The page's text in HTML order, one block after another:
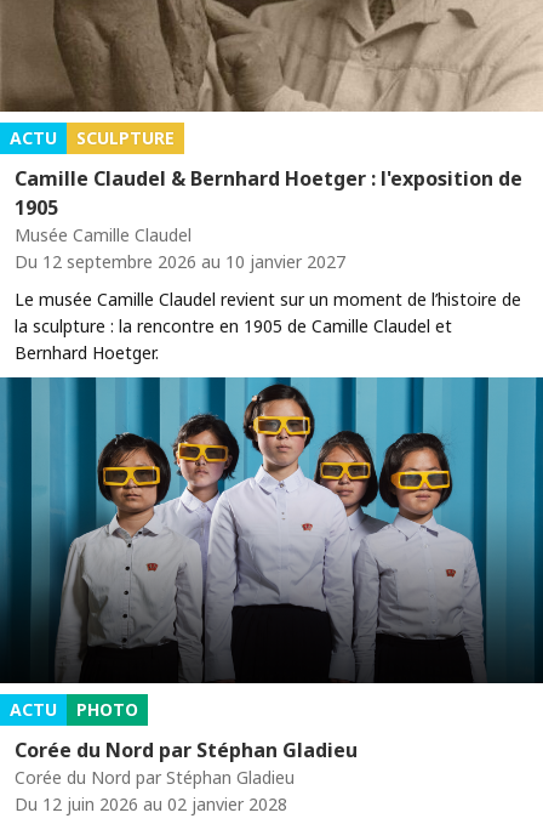
ACTU SCULPTURE
Camille Claudel & Bernhard Hoetger : l'exposition de
1905
Musée Camille Claudel
Du 12 septembre 2026 au 10 janvier 2027
Le musée Camille Claudel revient sur un moment de l’histoire de
la sculpture : la rencontre en 1905 de Camille Claudel et
Bernhard Hoetger.
ACTU PHOTO
Corée du Nord par Stéphan Gladieu
Corée du Nord par Stéphan Gladieu
Du 12 juin 2026 au 02 janvier 2028